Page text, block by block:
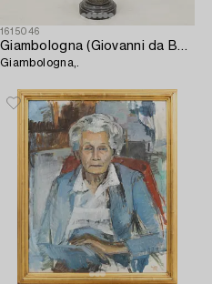
1615046
Giambologna (Giovanni da Bologna)
Giambologna,.